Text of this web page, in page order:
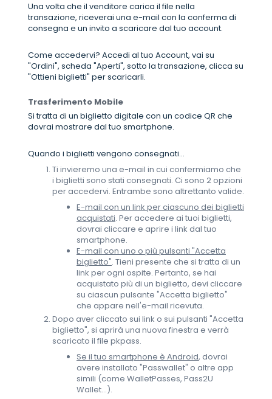
Una volta che il venditore carica il file nella
transazione, riceverai una e-mail con la conferma di
consegna e un invito a scaricare dal tuo account.
Come accedervi? Accedi al tuo Account, vai su
"Ordini", scheda "Aperti", sotto la transazione, clicca su
"Ottieni biglietti" per scaricarli.
Trasferimento Mobile
Si tratta di un biglietto digitale con un codice QR che
dovrai mostrare dal tuo smartphone.
Quando i biglietti vengono consegnati...
Ti invieremo una e-mail in cui confermiamo che
i biglietti sono stati consegnati. Ci sono 2 opzioni
per accedervi. Entrambe sono altrettanto valide.
E-mail con un link per ciascuno dei biglietti
acquistati. Per accedere ai tuoi biglietti,
dovrai cliccare e aprire i link dal tuo
smartphone.
E-mail con uno o più pulsanti "Accetta
biglietto". Tieni presente che si tratta di un
link per ogni ospite. Pertanto, se hai
acquistato più di un biglietto, devi cliccare
su ciascun pulsante "Accetta biglietto"
che appare nell'e-mail ricevuta.
Dopo aver cliccato sui link o sui pulsanti "Accetta
biglietto", si aprirà una nuova finestra e verrà
scaricato il file pkpass.
Se il tuo smartphone è Android, dovrai
avere installato "Passwallet" o altre app
simili (come WalletPasses, Pass2U
Wallet...).